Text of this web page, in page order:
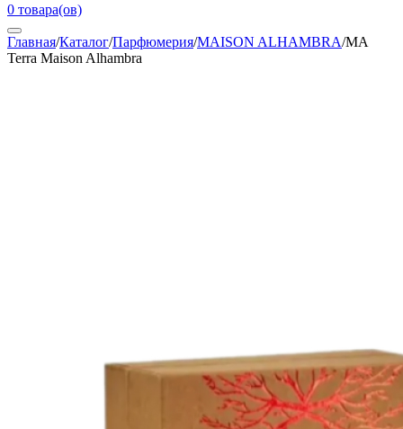
0 товара(ов)
Главная/Каталог/Парфюмерия/MAISON ALHAMBRA/MA
Terra Maison Alhambra